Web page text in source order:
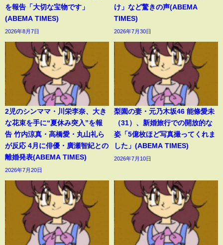
を報告「大切な宝物です」
(ABEMA TIMES)
2026年8月7日
け」など驚きの声(ABEMA
TIMES)
2026年7月30日
2児のシンママ・川栄李奈、大き
な花束を手に“夏休み突入”を報
告 竹内涼真・高橋愛・丸山礼ら
が反応 4月に俳優・廣瀬智紀との
離婚発表(ABEMA TIMES)
2026年7月20日
梨園の妻・元乃木坂46 能條愛未
（31）、新婚旅行での開放的な
姿「5億枚ほど写真撮ってくれま
した」(ABEMA TIMES)
2026年7月10日